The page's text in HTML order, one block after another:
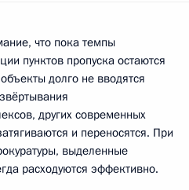
что пока темпы
пунктов пропуска остаются
долго не вводятся
других современных
и переносятся. При
выделенные
расходуются эффективно.